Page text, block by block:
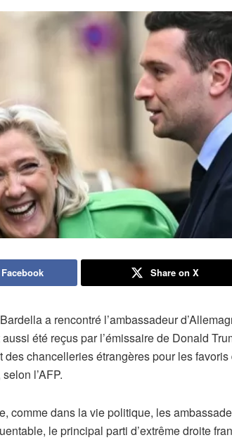
Share on X
a rencontré l’ambassadeur
été reçus par l’émissaire de Donald
des chancelleries étrangères pour les
l’AFP.
comme dans la vie politique, les
le principal parti d’extrême droite